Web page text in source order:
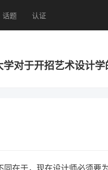
话题 认证
对于开招艺术设计学